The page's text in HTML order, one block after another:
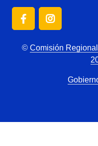
© Comisión